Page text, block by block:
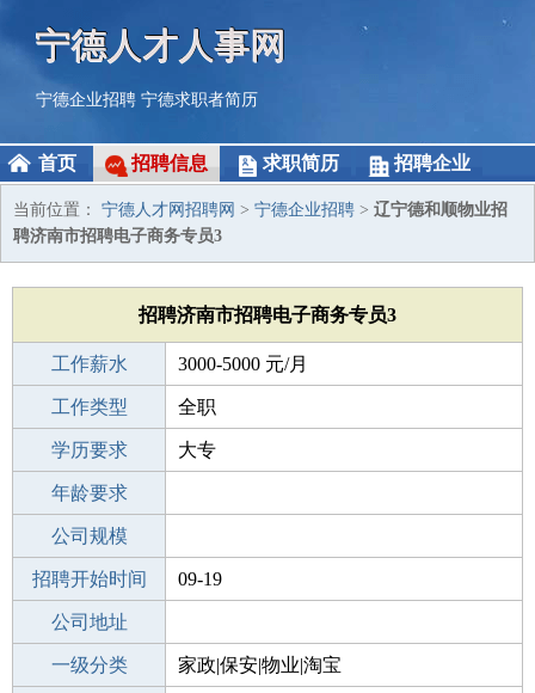
宁德人才人事网
宁德企业招聘 宁德求职者简历
首页 招聘信息 求职简历 招聘企业
当前位置： 宁德人才网招聘网 > 宁德企业招聘 > 辽宁德和顺物业招
聘济南市招聘电子商务专员3
招聘济南市招聘电子商务专员3
工作薪水 3000-5000 元/月
招聘人数 5人
工作类型 全职
性别要求 -
学历要求 大专
工作经验
年龄要求
工作地点
公司规模
公司电话
招聘开始时间 09-19
招聘结束时间
公司地址
一级分类 家政|保安|物业|淘宝